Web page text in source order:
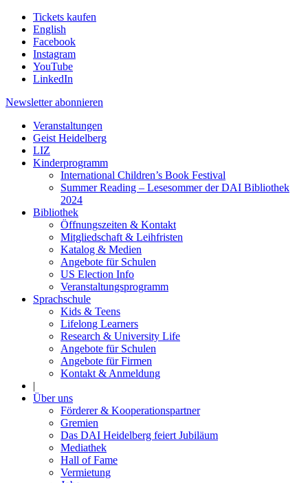
Tickets kaufen
English
Facebook
Instagram
YouTube
LinkedIn
Newsletter abonnieren
Veranstaltungen
Geist Heidelberg
LIZ
Kinderprogramm
International Children’s Book Festival
Summer Reading – Lesesommer der DAI Bibliothek
2024
Bibliothek
Öffnungszeiten & Kontakt
Mitgliedschaft & Leihfristen
Katalog & Medien
Angebote für Schulen
US Election Info
Veranstaltungsprogramm
Sprachschule
Kids & Teens
Lifelong Learners
Research & University Life
Angebote für Schulen
Angebote für Firmen
Kontakt & Anmeldung
|
Über uns
Förderer & Kooperationspartner
Gremien
Das DAI Heidelberg feiert Jubiläum
Mediathek
Hall of Fame
Vermietung